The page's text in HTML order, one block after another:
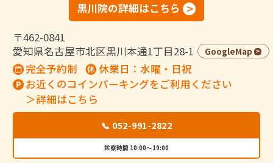
黒川院の詳細はこちら
〒462-0841
愛知県名古屋市北区黒川本通1丁目28-1
GoogleMap
完全予約制
休業日：水曜・日祝
お近くのコインパーキングをご利用ください
＞詳細はこちら
📞 052-991-2822
診察時間 10:00～19:00